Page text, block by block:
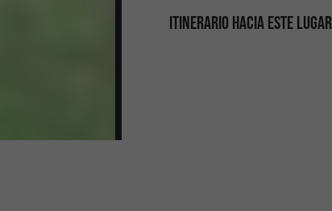
ITINERARIO HACIA ESTE LUGAR